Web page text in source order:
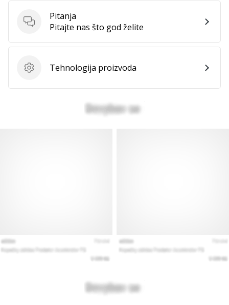
Pitanja
Pitanja
Pitajte nas što god želite
Tehnologija proizvoda
Tehnologija proizvoda